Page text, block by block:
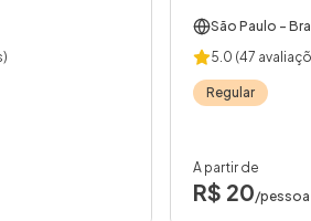
São Paulo -
5.0 (47
Regular
A partir de
R$ 20/pessoa